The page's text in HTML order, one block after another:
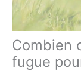
Combien
fugue